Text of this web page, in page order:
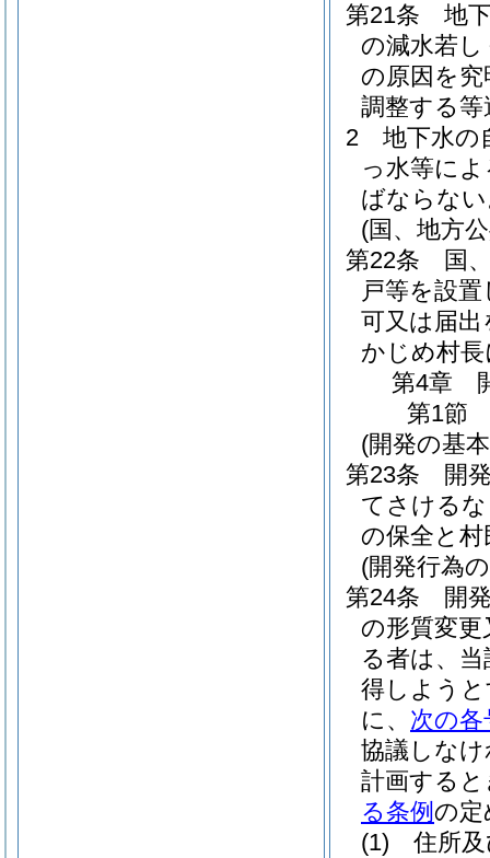
第21条
地
の減水若
の原因を
調整する
2
地下水の
っ水等に
ばならな
(国、地方
第22条
国
戸等を設
可又は届
かじめ村
第4章
第1節
(開発の基
第23条
開
てさける
の保全と
(開発行為
第24条
開
の形質変
る者は、
得しよう
に、 次の各
協議しな
計画する
る条例 の定
(1)
住所